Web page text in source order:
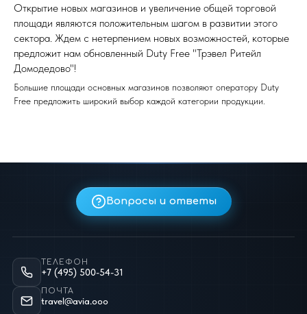
Открытие новых магазинов и увеличение общей торговой
площади являются положительным шагом в развитии этого
сектора. Ждем с нетерпением новых возможностей, которые
предложит нам обновленный Duty Free "Трэвел Ритейл
Домодедово"!
Большие площади основных магазинов позволяют оператору Duty
Free предложить широкий выбор каждой категории продукции.
Вопросы и ответы
ТЕЛЕФОН
+7 (495) 500-54-31
ПОЧТА
travel@avia.ooo